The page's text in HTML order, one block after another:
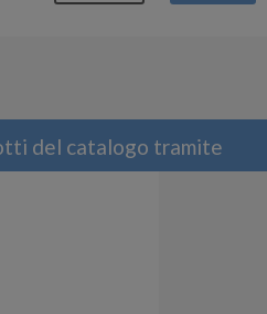
del catalogo tramite